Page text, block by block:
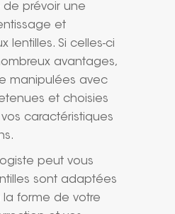
de prévoir une
et
lentilles. Si celles-ci
avantages,
manipulées avec
et choisies
caractéristiques
peut vous
sont adaptées
forme de votre